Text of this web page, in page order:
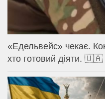
«Едельвейс» чекає.
хто готовий діяти. 🇺🇦